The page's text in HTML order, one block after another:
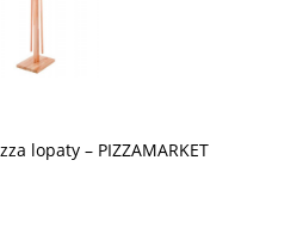
lopaty – PIZZAMARKET